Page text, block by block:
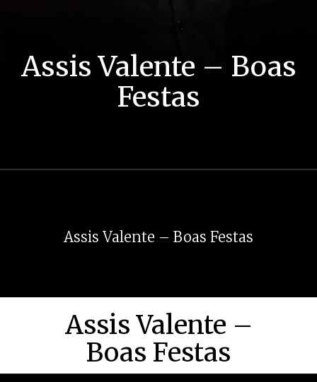
Assis Valente – Boas
Festas
Assis Valente – Boas Festas
Assis Valente –
Boas Festas